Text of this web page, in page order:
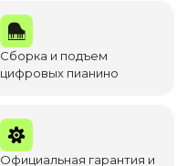
Сборка и подъем
цифровых пианино
Официальная гарантия и